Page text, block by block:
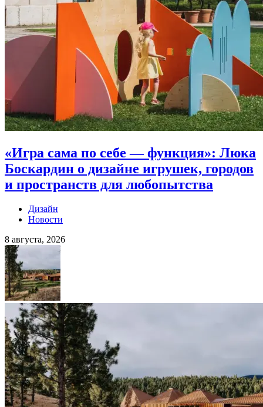
«Игра сама по себе — функция»: Люка
Боскардин о дизайне игрушек, городов
и пространств для любопытства
Дизайн
Новости
8 августа, 2026